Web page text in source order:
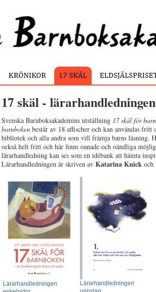
17 skäl - lärarhandledningen
Svenska Barnboksakademins utställning 17 skäl för
barnboken består av 18 affischer och kan användas
bibliotek och alla andra som vill främja barns läsning.
också helt fritt och här finns oanade och oändliga
lärarhandledning kan ses som en idébank att hämta
Lärarhandledningen är skriven av Katarina Kuick och
Lärarhandledningen
Lärarhandledningen